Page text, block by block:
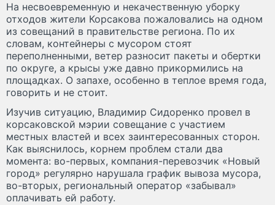
На несвоевременную и некачественную уборку
отходов жители Корсакова пожаловались на одном
из совещаний в правительстве региона. По их
словам, контейнеры с мусором стоят
переполненными, ветер разносит пакеты и обертки
по округе, а крысы уже давно прикормились на
площадках. О запахе, особенно в теплое время года,
говорить и не стоит.
Изучив ситуацию, Владимир Сидоренко провел в
корсаковской мэрии совещание с участием
местных властей и всех заинтересованных сторон.
Как выяснилось, корнем проблем стали два
момента: во-первых, компания-перевозчик «Новый
город» регулярно нарушала график вывоза мусора,
во-вторых, региональный оператор «забывал»
оплачивать ей работу.